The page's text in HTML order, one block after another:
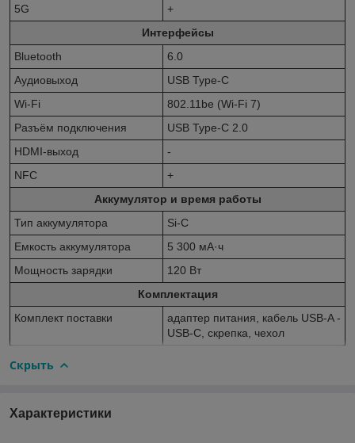
5G
+
Интерфейсы
Bluetooth
6.0
Аудиовыход
USB Type-C
Wi-Fi
802.11be (Wi-Fi 7)
Разъём подключения
USB Type-C 2.0
HDMI-выход
-
NFC
+
Аккумулятор и время работы
Тип аккумулятора
Si-C
Емкость аккумулятора
5 300 мА·ч
Мощность зарядки
120 Вт
Комплектация
Комплект поставки
адаптер питания, кабель USB-A -
USB-C, скрепка, чехол
Скрыть
Характеристики